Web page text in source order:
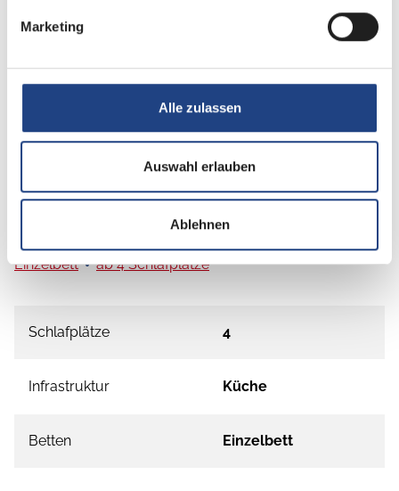
Marketing
Alle zulassen
Auswahl erlauben
Ablehnen
Grundrissbeschreibung
Einzelbett ab 4 Schlafplätze
Schlafplätze 4
Infrastruktur Küche
Betten Einzelbett